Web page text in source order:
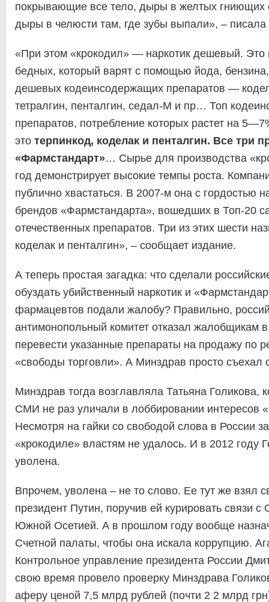
покрывающие все тело, дыры в желтых гниющих
дыры в челюсти там, где зубы выпали», – писала
«При этом «крокодил» — наркотик дешевый. Это
бедных, который варят с помощью йода,
дешевых кодеинсодержащих препаратов —
тетралгин, пенталгин, седал-М и пр… Топ
препаратов, потребление которых растет на
это терпинкод, коделак и пенталгин. Все три
«Фармстандарт»… Сырье для производства
год демонстрирует высокие темпы роста.
публично хвастаться. В 2007-м она с гордостью
брендов «Фармстандарта», вошедших в Топ-20
отечественных препаратов. Три из этих шести
коделак и пенталгин», – сообщает издание.
А теперь простая загадка: что сделали
обуздать убийственный наркотик и
фармацевтов подали жалобу? Правильно,
антимонопольный комитет отказал жалобщикам
перевести указанные препараты на продажу по
«свободы торговли». А Минздрав просто съехал
Минздрав тогда возглавляла Татьяна Голикова,
СМИ не раз уличали в лоббировании интересов
Несмотря на гайки со свободой слова в России
«крокодиле» властям не удалось. И в 2012 году
уволена.
Впрочем, уволена – не то слово. Ее тут же взял
президент Путин, поручив ей курировать связи с
Южной Осетией. А в прошлом году вообще
Счетной палаты, чтобы она искала коррупцию.
Контрольное управление президента России
свою время провело проверку Минздрава
аферу ценой 7,5 млрд рублей (почти 2 2 млрд